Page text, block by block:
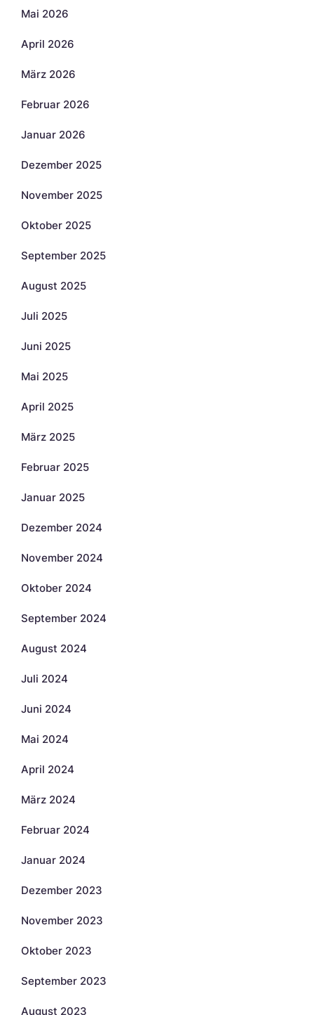
Mai 2026
April 2026
März 2026
Februar 2026
Januar 2026
Dezember 2025
November 2025
Oktober 2025
September 2025
August 2025
Juli 2025
Juni 2025
Mai 2025
April 2025
März 2025
Februar 2025
Januar 2025
Dezember 2024
November 2024
Oktober 2024
September 2024
August 2024
Juli 2024
Juni 2024
Mai 2024
April 2024
März 2024
Februar 2024
Januar 2024
Dezember 2023
November 2023
Oktober 2023
September 2023
August 2023